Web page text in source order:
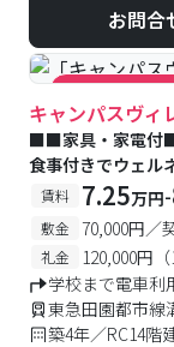
お問合
#キャンペーン実
キャンパスヴィ
■■家具・家電付
食事付きでウェル
賃料 7.25万円-
敷金 70,000円／
礼金
120,000円
学校まで電車利
東急田園都市線
築4年／RC14階